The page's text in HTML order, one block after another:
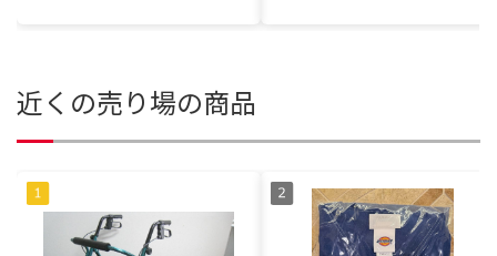
近くの売り場の商品